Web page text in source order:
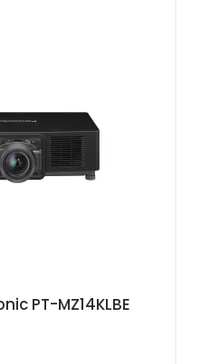
PT-MZ14KLBE